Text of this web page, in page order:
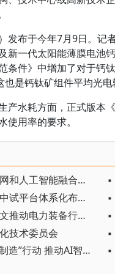
发布于今年7月9日。
新一代太阳能薄膜电池
条件》中增加了对于钙
是钙钛矿组件平均光
产水耗方面，正式版本
使用率的要求。
▪ 工信部印发《工业互联网和人工智能融合赋能行动方案》
▪ 工信部部署加快制造业中试平台体系化布局和高水平建设
▪ 工信部等三部门联合发文推动电力装备行业稳增长 提出2025—2026年主要目标和8项举措
技术委员会
▪ 工信部部署“人工智能+制造”行动 推动AI智能体深度赋能产业核心环节